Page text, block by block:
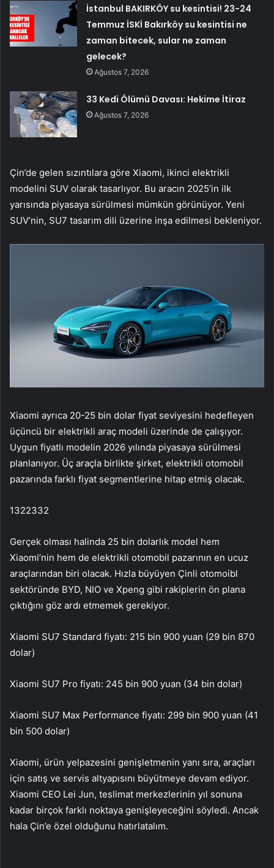
İstanbul BAKIRKÖY su kesintisi! 23-24
Temmuz İSKİ Bakırköy su kesintisi ne
zaman bitecek, sular ne zaman
gelecek?
Ağustos 7, 2026
33 Kedi Ölümü Davası: Hekime İtiraz
Ağustos 7, 2026
Çin’de gelen sızıntılara göre Xiaomi, ikinci elektrikli
modelini SUV olarak tasarlıyor. Bu aracın 2025’in ilk
yarısında piyasaya sürülmesi mümkün görünüyor. Yeni
SUV’nin, SU7 tasarım dili üzerine inşa edilmesi bekleniyor.
Xiaomi ayrıca 20-25 bin dolar fiyat seviyesini hedefleyen
üçüncü bir elektrikli araç modeli üzerinde de çalışıyor.
Uygun fiyatlı modelin 2026 yılında piyasaya sürülmesi
planlanıyor. Üç araçla birlikte şirket, elektrikli otomobil
pazarında farklı fiyat segmentlerine hitap etmiş olacak.
1322332
Gerçek olması halinda 25 bin dolarlık model hem
Xiaomi’nin hem de elektrikli otomobil pazarının en ucuz
araçlarından biri olacak. Hızla büyüyen Çinli otomoibl
sektöründe BYD, NIO ve Xpeng gibi rakiplerin ön plana
çıktığını göz ardı etmemek gerekiyor.
Xiaomi SU7 Standard fiyatı: 215 bin 900 yuan (29 bin 870
dolar)
Xiaomi SU7 Pro fiyatı: 245 bin 900 yuan (34 bin dolar)
Xiaomi SU7 Max Performance fiyatı: 299 bin 900 yuan (41
bin 500 dolar)
Xiaomi, ürün yelpazesini genişletmenin yanı sıra, araçları
için satış ve servis altyapısını büyütmeye devam ediyor.
Xiaomi CEO Lei Jun, teslimat merkezlerinin yıl sonuna
kadar birçok farklı noktaya genişleyeceğini söyledi. Ancak
hala Çin’e özel olduğunu hatırlatalım.